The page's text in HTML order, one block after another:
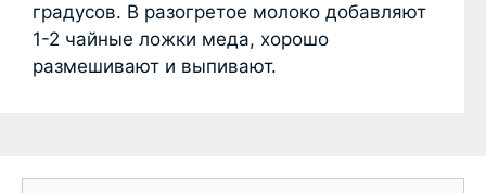
градусов. В разогретое молоко добавляют
1-2 чайные ложки меда, хорошо
размешивают и выпивают.